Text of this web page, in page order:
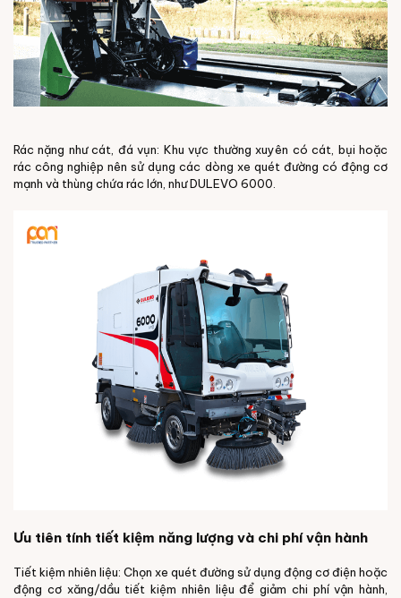
Rác nặng như cát, đá vụn: Khu vực thường xuyên có cát, bụi hoặc
rác công nghiệp nên sử dụng các dòng xe quét đường có động cơ
mạnh và thùng chứa rác lớn, như DULEVO 6000.
Ưu tiên tính tiết kiệm năng lượng và chi phí vận hành
Tiết kiệm nhiên liệu: Chọn xe quét đường sử dụng động cơ điện hoặc
động cơ xăng/dầu tiết kiệm nhiên liệu để giảm chi phí vận hành,